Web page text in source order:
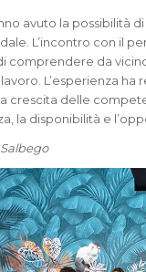
avuto la possibilità
L’incontro con il
comprendere da
L’esperienza ha
crescita delle
la disponibilità e